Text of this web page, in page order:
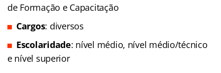
de Formação e Capacitação
Cargos: diversos
Escolaridade: nível médio, nível médio/técnico
e nível superior